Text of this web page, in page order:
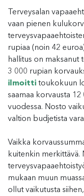
Terveysalan
vaan pienen
rupiaa (noin 42
hallitus on maksanut
3 000 rupian
ilmoitti toukokuun
saamaa korvausta
vuodessa. Nosto
valtion budjetista
Vaikka
kuitenkin merkittävä.
mukaan muun
ollut vaikutusta